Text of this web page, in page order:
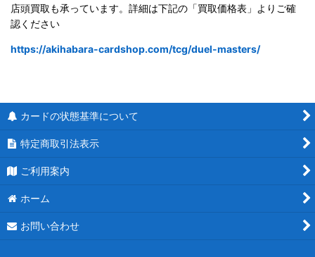
店頭買取も承っています。詳細は下記の「買取価格表」よりご確
認ください
https://akihabara-cardshop.com/tcg/duel-masters/
カードの状態基準について
特定商取引法表示
ご利用案内
ホーム
お問い合わせ